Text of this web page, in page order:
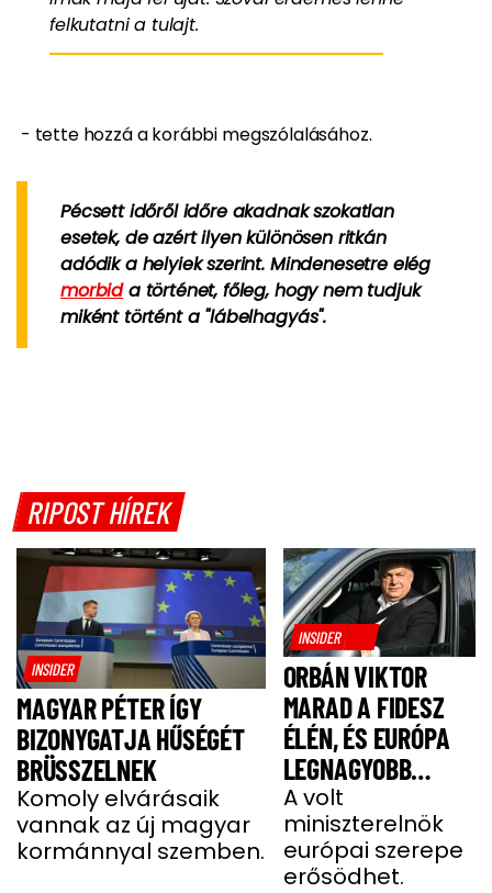
felkutatni a tulajt.
- tette hozzá a korábbi megszólalásához.
Pécsett időről időre akadnak szokatlan
esetek, de azért ilyen különösen ritkán
adódik a helyiek szerint. Mindenesetre elég
morbida történet, főleg, hogy nem tudjuk
miként történt a "lábelhagyás".
RIPOST HÍREK
INSIDER
MAGYAR PÉTER ÍGY
BIZONYGATJA HŰSÉGÉT
BRÜSSZELNEK
Komoly elvárásaik
vannak az új magyar
kormánnyal szemben.
INSIDER
ORBÁN VIKTOR
MARAD A FIDESZ
ÉLÉN, ÉS EURÓPA
LEGNAGYOBB
JOBBOLDALI
SZÖVETSÉGÉT
ÉPÍTI TOVÁBB
A volt
miniszterelnök
európai szerepe
erősödhet.